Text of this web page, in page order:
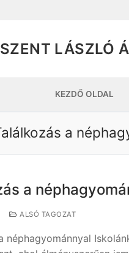
SZENT LÁSZLÓ
KEZDŐ OLDAL
a
a
ALSÓ TAGOZAT
néphagyománnyal